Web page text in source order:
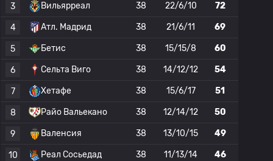
3 Вильярреал 38 22/6/10 72
4 Атл. Мадрид 38 21/6/11 69
5 Бетис 38 15/15/8 60
6 Сельта Виго 38 14/12/12 54
7 Хетафе 38 15/6/17 51
8 Райо Вальекано 38 12/14/12 50
9 Валенсия 38 13/10/15 49
10 Реал Сосьедад 38 11/13/14 46